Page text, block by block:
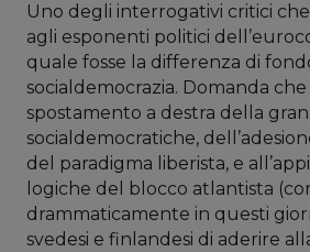
Uno degli interrogativi critici
agli esponenti politici
quale fosse la differenza di
socialdemocrazia. Domanda
spostamento a destra della
socialdemocratiche,
del paradigma liberista, e
logiche del blocco atlantista
drammaticamente in questi
svedesi e finlandesi di aderire